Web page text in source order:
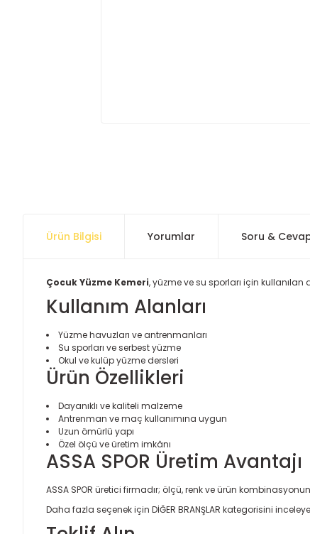
Ürün Bilgisi Yorumlar Soru &
Çocuk Yüzme Kemeri, yüzme ve su sporları için kullanılan
Kullanım Alanları
Yüzme havuzları ve antrenmanları
Su sporları ve serbest yüzme
Okul ve kulüp yüzme dersleri
Ürün Özellikleri
Dayanıklı ve kaliteli malzeme
Antrenman ve maç kullanımına uygun
Uzun ömürlü yapı
Özel ölçü ve üretim imkânı
ASSA SPOR Üretim Avantajı
ASSA SPOR üretici firmadır; ölçü, renk ve ürün
Daha fazla seçenek için DİĞER BRANŞLAR kategorisini